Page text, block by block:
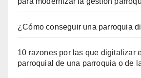
¿Cómo conseguir una parroquia
10 razones por las que digitalizar
parroquial de una parroquia o de